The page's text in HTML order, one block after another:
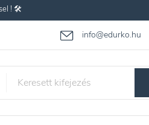
! 🛠️
info@edurko.hu
Gyakran ismételt